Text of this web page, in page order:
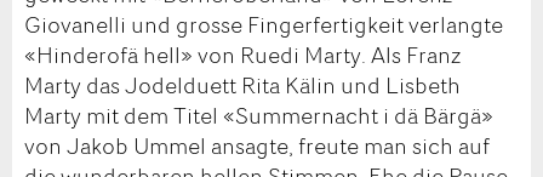
Giovanelli und grosse Fingerfertigkeit verlangte
«Hinderofä hell» von Ruedi Marty. Als Franz
Marty das Jodelduett Rita Kälin und Lisbeth
Marty mit dem Titel «Summernacht i dä Bärgä»
von Jakob Ummel ansagte, freute man sich auf